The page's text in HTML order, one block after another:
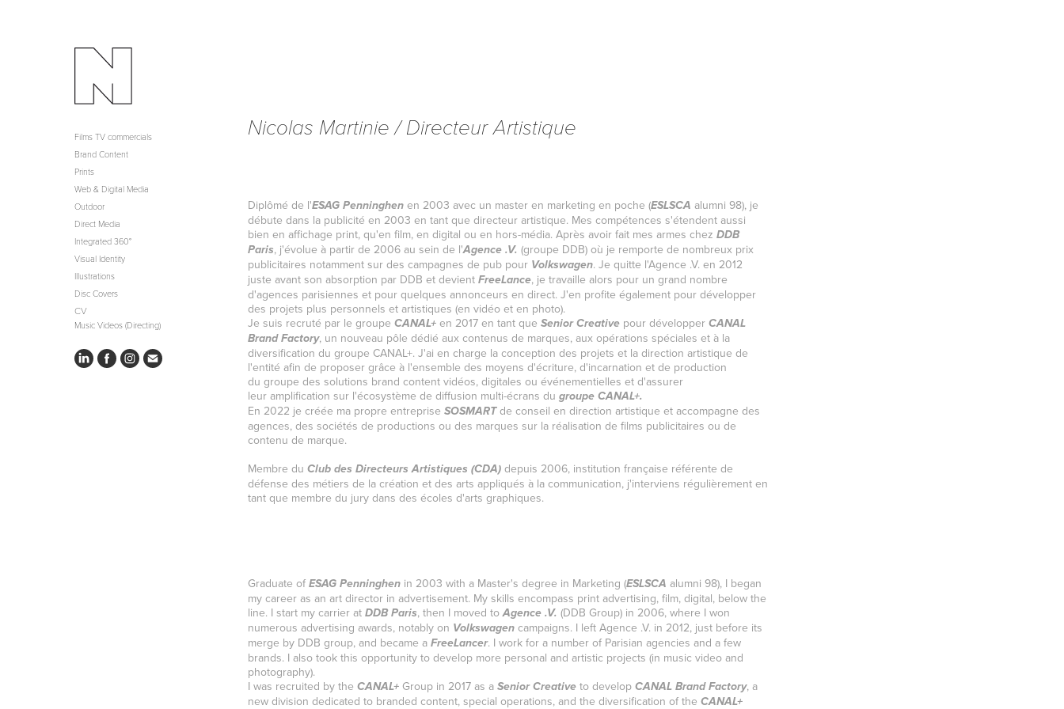
Films TV commercials
Brand Content
Prints
Web & Digital Media
Outdoor
Direct Media
Integrated 360°
Visual Identity
Illustrations
Disc Covers
CV
Music Videos (Directing)
Nicolas Martinie / Directeur Artistique
Diplômé de l'ESAG Penninghen en 2003 avec un master en marketing en poche (ESLSCA alumni 98), je
débute dans la publicité en 2003 en tant que directeur artistique. Mes compétences s'étendent aussi
bien en affichage print, qu'en film, en digital ou en hors-média. Après avoir fait mes armes chezDDB
Paris, j'évolue à partir de 2006 au sein de l'Agence .V. (groupe DDB) où je remporte de nombreux prix
publicitaires notamment sur des campagnes de pub pour Volkswagen. Je quitte l'Agence .V. en 2012
juste avant son absorption par DDB et devientFreeLance, je travaille alors pour un grand nombre
d'agences parisiennes et pour quelques annonceurs en direct. J'en profite également pour développer
des projets plus personnels et artistiques (en vidéo et en photo).
Je suis recruté par le groupeCANAL+ en 2017 en tant queSenior Creative pour développerCANAL
Brand Factory, un nouveau pôle dédié aux contenus de marques, aux opérations spéciales et à la
diversification du groupe CANAL+. J'ai en charge la conception des projets et la direction artistique de
l'entité afin de proposer grâce à l'ensemble des moyens d'écriture, d'incarnation et de production
du groupe des solutions brand content vidéos, digitales ou événementielles et d'assurer
leur amplification sur l'écosystème de diffusion multi-écrans dugroupe CANAL+.
En 2022 je créée ma propre entrepriseSOSMARTde conseil en direction artistique et accompagne des
agences, des sociétés de productions ou des marques sur la réalisation de films publicitaires ou de
contenu de marque.
Membre duClub des Directeurs Artistiques (CDA)depuis 2006, institution française référente de
défense des métiers de la création et des arts appliqués à la communication, j'interviens régulièrement en
tant que membre du jury dans des écoles d'arts graphiques.
Graduate ofESAG Penninghen in 2003 with a Master's degree in Marketing (ESLSCA alumni 98), I began
my career as an art director in advertisement. My skills encompass print advertising, film, digital, below the
line. I start my carrier atDDB Paris, then I moved toAgence .V. (DDB Group) in 2006, where I won
numerous advertising awards, notably on Volkswagen campaigns. I left Agence .V. in 2012, just before its
merge by DDB group, and became aFreeLancer. I work for a number of Parisian agencies and a few
brands. I also took this opportunity to develop more personal and artistic projects (in music video and
photography).
I was recruited by theCANAL+ Group in 2017 as aSenior Creative to developCANAL Brand Factory, a
new division dedicated to branded content, special operations, and the diversification of theCANAL+